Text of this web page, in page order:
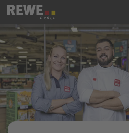
Zum Inhalt springen
Startseite
REWE Group als
Ausbildung &
Praktikum &